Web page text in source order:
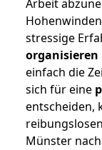
Arbeit
stressige
organisieren
einfach die
sich für eine
entscheiden,
Münster